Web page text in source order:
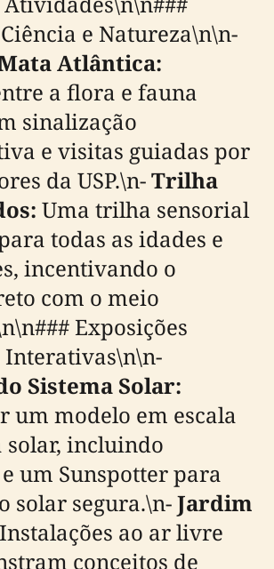
e Natureza\n\n-
Atlântica:
a flora e fauna
sinalização
e visitas guiadas por
da USP.\n-Trilha
Uma trilha sensorial
todas as idades e
incentivando o
com o meio
Exposições
Interativas\n\n-
Sistema Solar:
um modelo em escala
solar, incluindo
um Sunspotter para
solar segura.\n-Jardim
Instalações ao ar livre
conceitos de